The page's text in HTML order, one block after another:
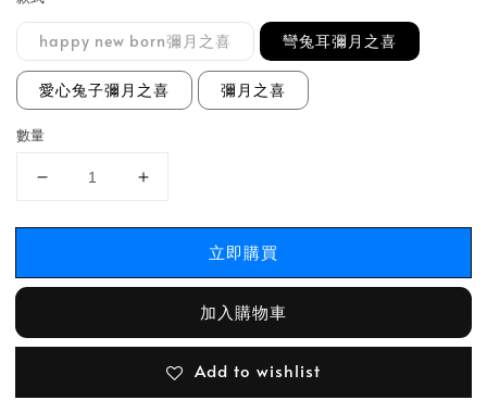
happy new born彌月之喜 彎兔耳彌月之喜
愛心兔子彌月之喜 彌月之喜
數量
立即購買
加入購物車
Add to wishlist